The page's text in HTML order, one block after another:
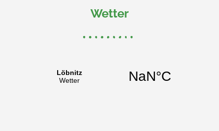
Wetter